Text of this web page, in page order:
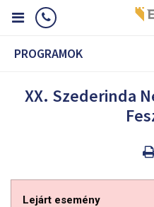
PROGRAMOK
XX. Szederinda
Lejárt esemény